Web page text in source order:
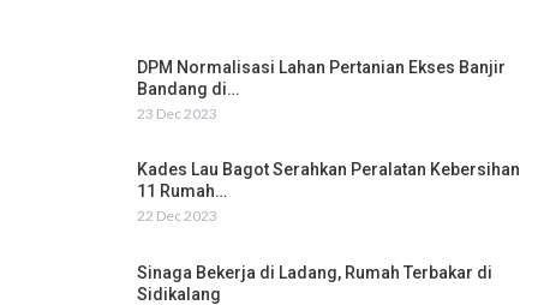
DPM Normalisasi Lahan Pertanian Ekses Banjir
Bandang di…
23 Dec 2023
Kades Lau Bagot Serahkan Peralatan Kebersihan
11 Rumah…
22 Dec 2023
Sinaga Bekerja di Ladang, Rumah Terbakar di
Sidikalang